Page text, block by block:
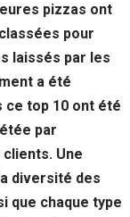
pizzas ont
pour
laissés par les
a été
ce top 10 ont été
par
Une
diversité des
que chaque type